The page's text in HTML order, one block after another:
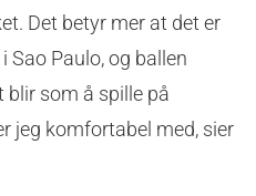
Det betyr mer at det er
Sao Paulo, og ballen
blir som å spille på
jeg komfortabel med, sier